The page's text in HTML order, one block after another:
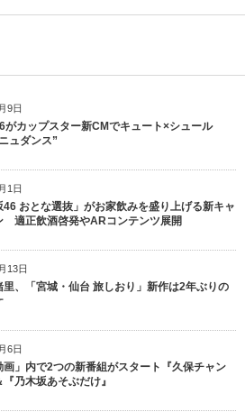
9日
がカップスター新CMでキュート×シュール
ュダンス”
1日
46 おとな選抜」がお家飲みを盛り上げる新キャ
適正飲酒啓発やARコンテンツ展開
13日
里、「宮城・仙台 旅しおり」新作は2年ぶりの
6日
画」内で2つの新番組がスタート『久保チャン
乃木坂あそぶだけ』